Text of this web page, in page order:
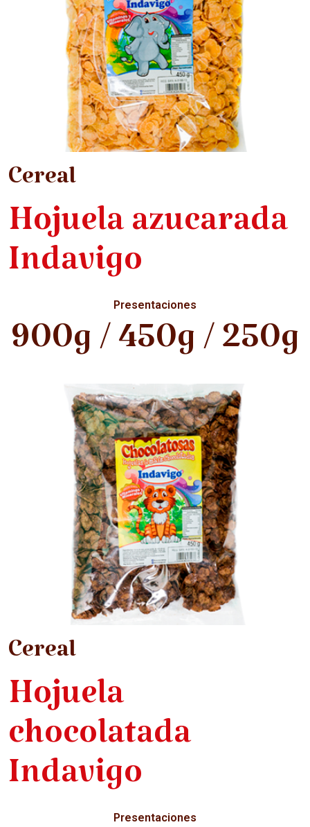
Cereal
Hojuela azucarada
Indavigo
Presentaciones
900g / 450g / 250g
Cereal
Hojuela
chocolatada
Indavigo
Presentaciones